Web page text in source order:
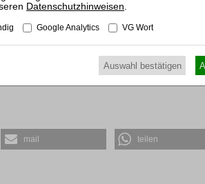
kommentiert weiter: „Besonders freuen
Denken im dynamischen Team
gemeinsam unsere langjährige
mail teilen
Datenschutzhinweisen
Google Analytics VG Wort
Auswahl bestätigen